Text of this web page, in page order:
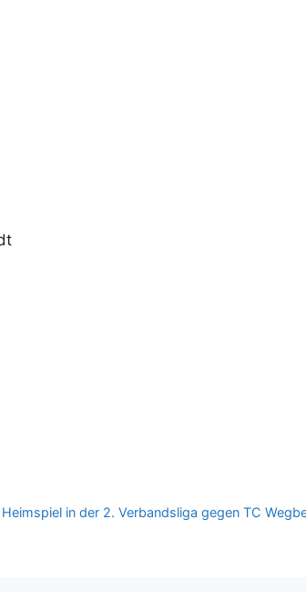
in der 2. Verbandsliga gegen TC